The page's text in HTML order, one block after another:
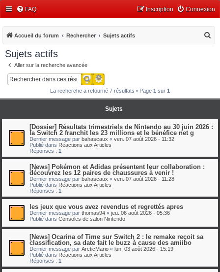
FAQ Connexion
Inscription
Accueil du forum Rechercher Sujets actifs
e
Sujets actifs
Aller sur la recherche avancée
Rechercher
Recherche avancée
La recherche a retourné 7 résultats • Page 1 sur 1
Sujets
[Dossier] Résultats trimestriels de Nintendo au 30 juin 2026 :
la Switch 2 franchit les 23 millions et le bénéfice net g
Dernier message par bahascaux « ven. 07 août 2026 - 11:32
Publié dans Réactions aux Articles
Réponses : 1
[News] Pokémon et Adidas présentent leur collaboration :
découvrez les 12 paires de chaussures à venir !
Dernier message par bahascaux « ven. 07 août 2026 - 11:28
Publié dans Réactions aux Articles
Réponses : 1
les jeux que vous avez revendus et regrettés apres
Dernier message par thomas94 « jeu. 06 août 2026 - 05:36
Publié dans Consoles de salon Nintendo
[News] Ocarina of Time sur Switch 2 : le remake reçoit sa
classification, sa date fait le buzz à cause des amiibo
Dernier message par ArcticMario « lun. 03 août 2026 - 15:19
Publié dans Réactions aux Articles
Réponses : 1